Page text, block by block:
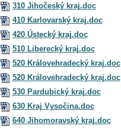
310 Jihočeský kraj.doc
410 Karlovarský kraj.doc
420 Ústecký kraj.doc
510 Liberecký kraj.doc
520 Královehradecký kraj.doc
520 Královehradecký kraj.doc
530 Pardubický kraj.doc
630 Kraj Vysočina.doc
640 Jihomoravský kraj.doc